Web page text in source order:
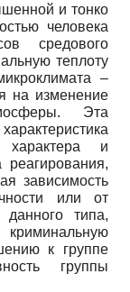
и тонко
человека
средового
теплоту
–
на изменение
Эта
характера и
реагирования,
зависимость
или от
типа,
к группе
группы